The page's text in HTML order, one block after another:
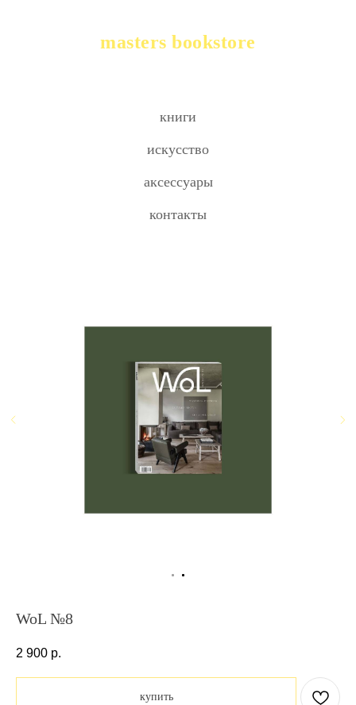
masters bookstore
книги
искусство
аксессуары
контакты
WoL №8
2 900 р.
купить